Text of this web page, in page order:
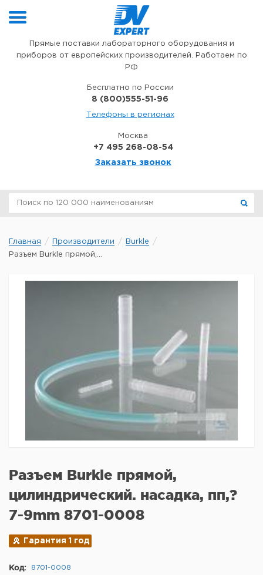
Прямые поставки лабораторного оборудования и
приборов от европейских производителей. Работаем по
РФ
Бесплатно по России
8 (800)555-51-96
Телефоны в регионах
Москва
+7 495 268-08-54
Заказать звонок
Главная Производители
Burkle
Разъем Burkle прямой,...
Разъем Burkle прямой,
цилиндрический. насадка, пп,?
7-9mm 8701-0008
Гарантия 1 год
Код: 8701-0008